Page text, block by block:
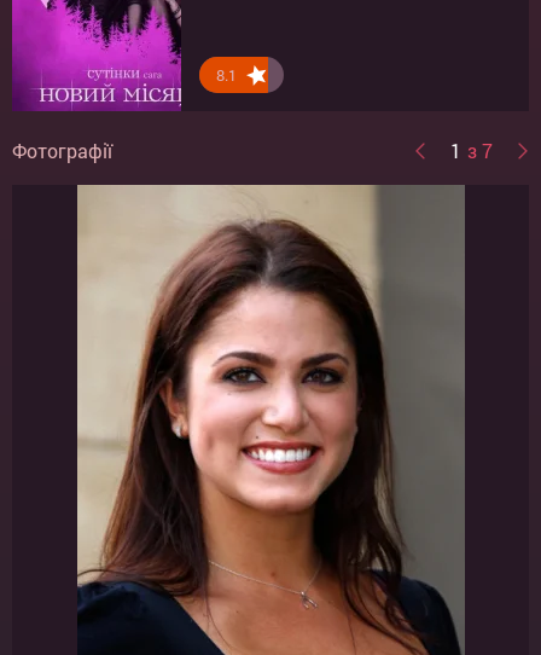
8.1
8
9.2
8.8
Фотографії 1 з 7